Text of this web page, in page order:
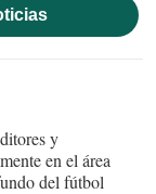
y
en el área
del fútbol